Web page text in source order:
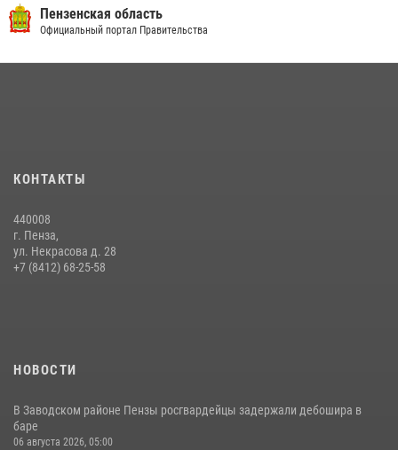
Военнослужащие Росгвардии в Заречном приняли участие в
просветительской лекции Общества «Знание»
Пучков посетил 55-й Всероссийский Лермонтовский праздник
11 июля 2026, 10:00
Сотрудники пензенского ОМОН «Страж» познакомили участников
Пензенская область
Официальный портал Правительства
КОНТАКТЫ
440008
г. Пенза,
ул. Некрасова д. 28
+7 (8412) 68-25-58
НОВОСТИ
В Заводском районе Пензы росгвардейцы задержали дебошира в
баре
06 августа 2026, 05:00